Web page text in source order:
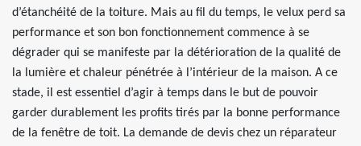
d’étanchéité de la toiture. Mais au fil du temps, le velux perd sa
performance et son bon fonctionnement commence à se
dégrader qui se manifeste par la détérioration de la qualité de
la lumière et chaleur pénétrée à l’intérieur de la maison. A ce
stade, il est essentiel d’agir à temps dans le but de pouvoir
garder durablement les profits tirés par la bonne performance
de la fenêtre de toit. La demande de devis chez un réparateur